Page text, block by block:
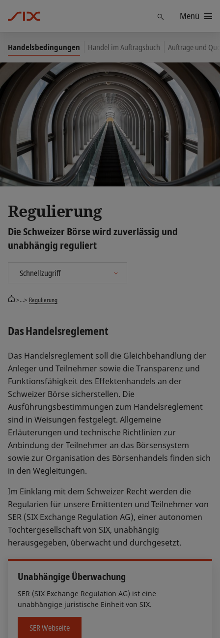
FindenMenü
Handelsbedingungen Handel im Auftragsbuch Aufträge und
Regulierung
Die Schweizer Börse wird zuverlässig und
unabhängig reguliert
>...> Regulierung
Das Handelsreglement
Das Handelsreglement soll die Gleichbehandlung der
Anleger und Teilnehmer sowie die Transparenz und
Funktionsfähigkeit des Effektenhandels an der
Schweizer Börse sicherstellen. Die
Ausführungsbestimmungen zum Handelsreglement
sind in Weisungen festgelegt. Allgemeine
Erläuterungen und technische Richtlinien zur
Anbindung der Teilnehmer an das Börsensystem
sowie zur Organisation des Börsenhandels finden sich
in den Wegleitungen.
Im Einklang mit dem Schweizer Recht werden die
Regularien für unsere Emittenten und Teilnehmer von
SER (SIX Exchange Regulation AG), einer autonomen
Tochtergesellschaft von SIX, unabhängig
herausgegeben, überwacht und durchgesetzt.
Unabhängige Überwachung
SER (SIX Exchange Regulation AG) ist eine
unabhängige juristische Einheit von SIX.
SER Webseite